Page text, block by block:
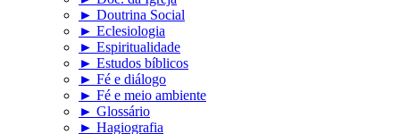
► Doutrina Social
► Eclesiologia
► Espiritualidade
► Estudos bíblicos
► Fé e diálogo
► Fé e meio ambiente
► Glossário
► Hagiografia